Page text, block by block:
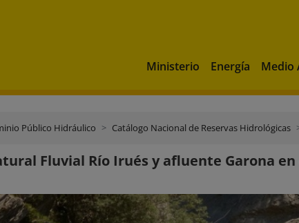
Ministerio Energía Medio
Público Hidráulico Catálogo Nacional de Reservas Hidrológicas
Fluvial Río Irués y afluente Garona en